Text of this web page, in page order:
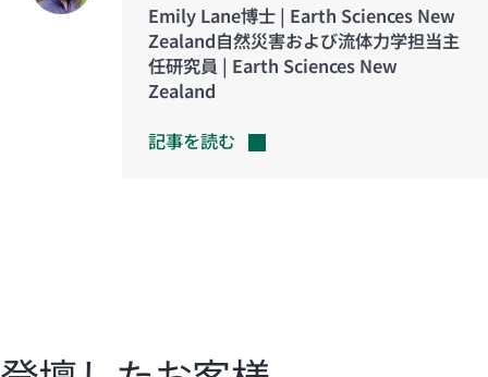
Emily Lane博士 | Earth Sciences New
Zealand自然災害および流体力学担当主
任研究員 | Earth Sciences New
Zealand
記事を読む